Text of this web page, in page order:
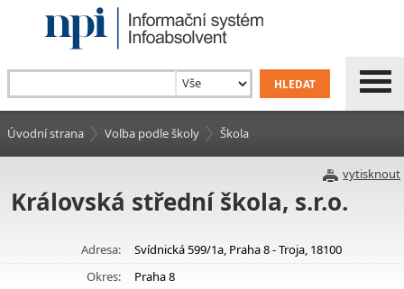
Úvodní strana Volba podle školy Škola
vytisknout
Královská střední škola, s.r.o.
Adresa:
Svídnická 599/1a, Praha 8 - Troja, 18100
Okres:
Praha 8